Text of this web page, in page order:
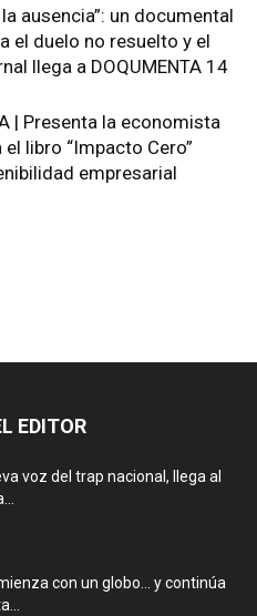
la ausencia”: un documental
el duelo no resuelto y el
llega a DOQUMENTA 14
| Presenta la economista
el libro “Impacto Cero”
empresarial
EDITOR
voz del trap nacional, llega al
con un globo… y continúa